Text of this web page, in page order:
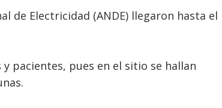
de Electricidad (ANDE) llegaron hasta el
pacientes, pues en el sitio se hallan